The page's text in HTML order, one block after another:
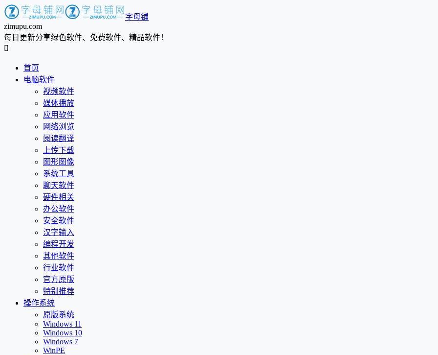
字母铺
zimupu.com
每日更新分享绿色软件、免费软件、精品软件！

首页
电脑软件
视频软件
媒体播放
应用软件
网络浏览
阅读翻译
上传下载
图形图像
系统工具
聊天软件
硬件相关
办公软件
安全软件
汉字输入
编程开发
其他软件
行业软件
官方原版
特别推荐
操作系统
原版系统
Windows 11
Windows 10
Windows 7
WinPE